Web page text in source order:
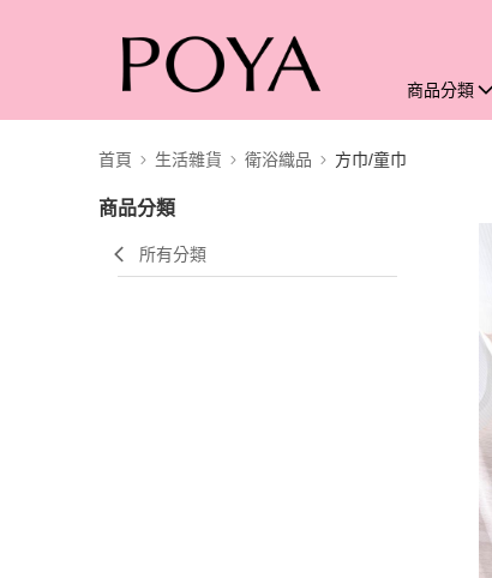
商品分類
首頁 生活雜貨 衛浴織品 方巾/童巾
商品分類
所有分類